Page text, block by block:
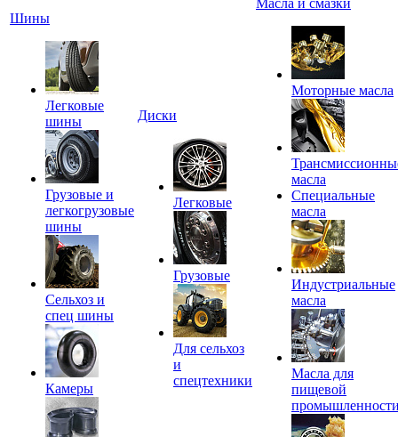
Шины
Легковые
шины
Грузовые и
легкогрузовые
шины
Сельхоз и
спец шины
Камеры
Диски
Легковые
Грузовые
Для сельхоз
и
спецтехники
Масла и смазки
Моторные масла
масла
Специальные
масла
Индустриальные
масла
Масла для
пищевой